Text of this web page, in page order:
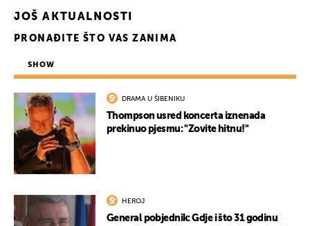
JOŠ AKTUALNOSTI
PRONAĐITE ŠTO VAS ZANIMA
SHOW
DRAMA U ŠIBENIKU
Thompson usred koncerta iznenada
prekinuo pjesmu: "Zovite hitnu!"
HEROJ
General pobjednik: Gdje i što 31 godinu